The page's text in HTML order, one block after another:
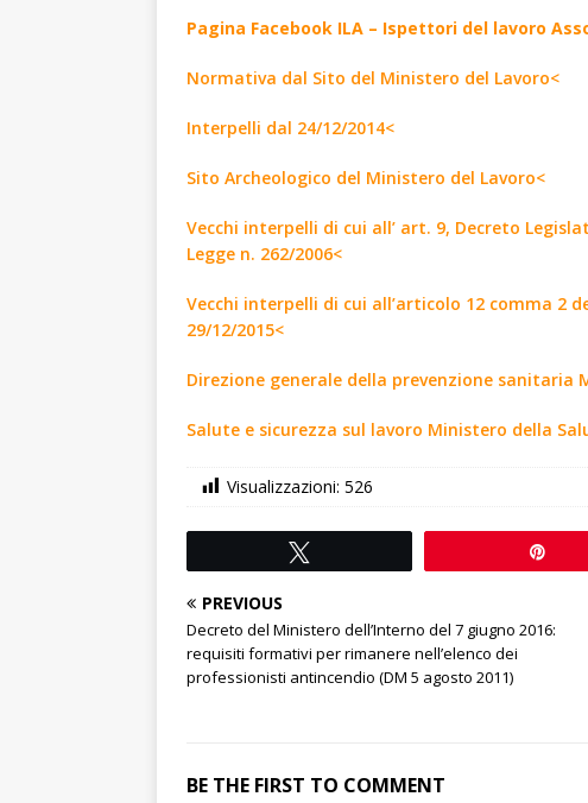
Pagina Facebook ILA – Ispettori del lavoro
Normativa dal Sito del Ministero del Lavoro<
Interpelli dal 24/12/2014<
Sito Archeologico del Ministero del Lavoro<
Vecchi interpelli di cui all’ art. 9, Decreto
Legge n. 262/2006<
Vecchi interpelli di cui all’articolo 12 comma 2
29/12/2015<
Direzione generale della prevenzione sanitaria
Salute e sicurezza sul lavoro Ministero della
Visualizzazioni: 526
PREVIOUS
Decreto del Ministero dell’Interno del 7 giugno 2016:
requisiti formativi per rimanere nell’elenco dei
professionisti antincendio (DM 5 agosto 2011)
BE THE FIRST TO COMMENT